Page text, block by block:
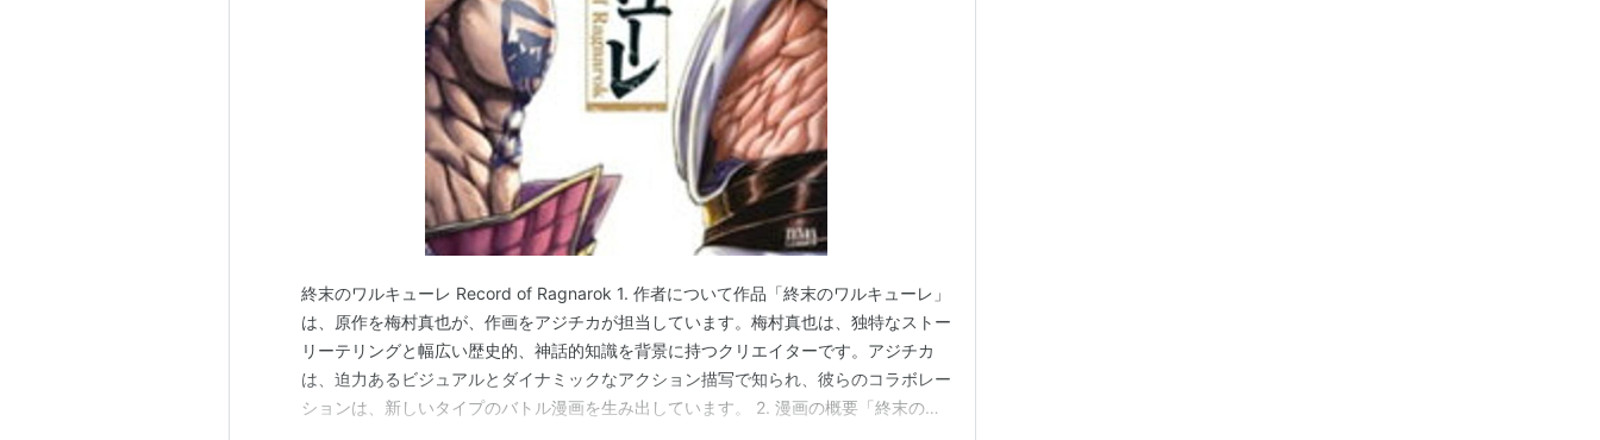
終末のワルキューレ Record of Ragnarok 1. 作者について作品「終末のワルキューレ」
は、原作を梅村真也が、作画をアジチカが担当しています。梅村真也は、独特なストー
リーテリングと幅広い歴史的、神話的知識を背景に持つクリエイターです。アジチカ
は、迫力あるビジュアルとダイナミックなアクション描写で知られ、彼らのコラボレー
ションは、新しいタイプのバトル漫画を生み出しています。 2. 漫画の概要「終末のワ